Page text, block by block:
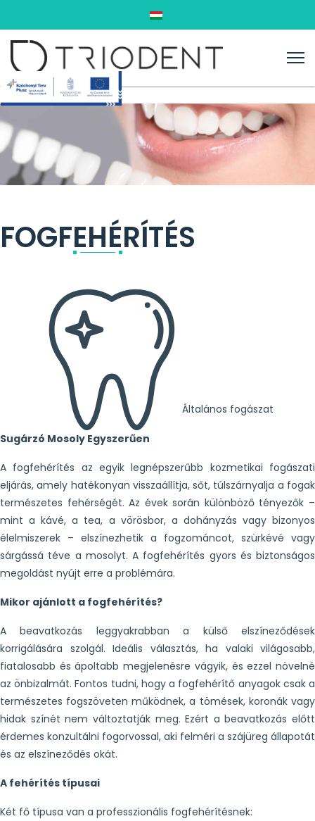
Válasszon nyelvet
FOGFEHÉRÍTÉS
Általános fogászat
Sugárzó Mosoly Egyszerűen
A fogfehérítés az egyik legnépszerűbb kozmetikai fogászati
eljárás, amely hatékonyan visszaállítja, sőt, túlszárnyalja a fogak
természetes fehérségét. Az évek során különböző tényezők –
mint a kávé, a tea, a vörösbor, a dohányzás vagy bizonyos
élelmiszerek – elszínezhetik a fogzománcot, szürkévé vagy
sárgássá téve a mosolyt. A fogfehérítés gyors és biztonságos
megoldást nyújt erre a problémára.
Mikor ajánlott a fogfehérítés?
A beavatkozás leggyakrabban a külső elszíneződések
korrigálására szolgál. Ideális választás, ha valaki világosabb,
fiatalosabb és ápoltabb megjelenésre vágyik, és ezzel növelné
az önbizalmát. Fontos tudni, hogy a fogfehérítő anyagok csak a
természetes fogszöveten működnek, a tömések, koronák vagy
hidak színét nem változtatják meg. Ezért a beavatkozás előtt
érdemes konzultálni fogorvossal, aki felméri a szájüreg állapotát
és az elszíneződés okát.
A fehérítés típusai
Két fő típusa van a professzionális fogfehérítésnek: